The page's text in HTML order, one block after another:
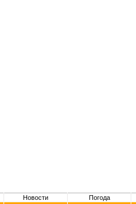
Новости Погода